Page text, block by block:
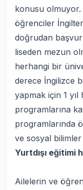
konusu
öğrenciler
doğrudan
liseden mezun
herhangi bir
derece İngilizce
yapmak için 1 yıl
programlarına
programlarında
ve sosyal
Yurtdışı eğitimi
Ailelerin ve